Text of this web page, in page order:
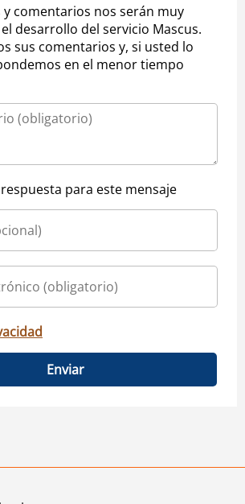
y comentarios nos serán muy
desarrollo del servicio Mascus.
sus comentarios y, si usted lo
en el menor tiempo
para este mensaje
Enviar